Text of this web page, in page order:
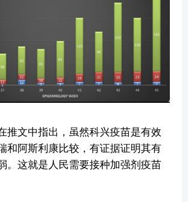
推文中指出，虽然科兴疫苗是有效
和阿斯利康比较，有证据证明其有
。这就是人民需要接种加强剂疫苗